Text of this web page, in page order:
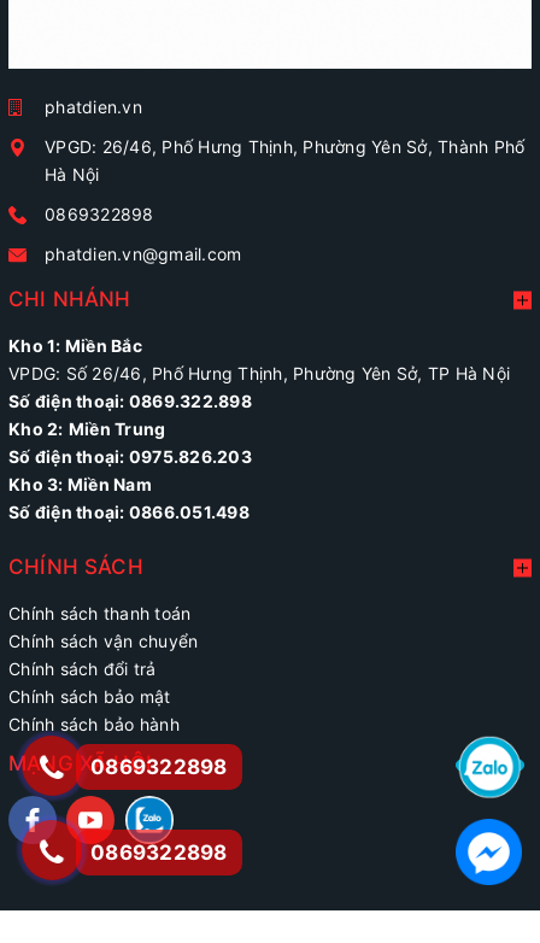
phatdien.vn
VPGD: 26/46, Phố Hưng Thịnh, Phường Yên Sở, Thành Phố
Hà Nội
0869322898
phatdien.vn@gmail.com
CHI NHÁNH
Kho 1: Miền Bắc
VPDG: Số 26/46, Phố Hưng Thịnh, Phường Yên Sở, TP Hà Nội
Số điện thoại: 0869.322.898
Kho 2: Miền Trung
Số điện thoại: 0975.826.203
Kho 3: Miền Nam
Số điện thoại: 0866.051.498
CHÍNH SÁCH
Chính sách thanh toán
Chính sách vận chuyển
Chính sách đổi trả
Chính sách bảo mật
Chính sách bảo hành
MẠNG XÃ HỘI
0869322898
0869322898